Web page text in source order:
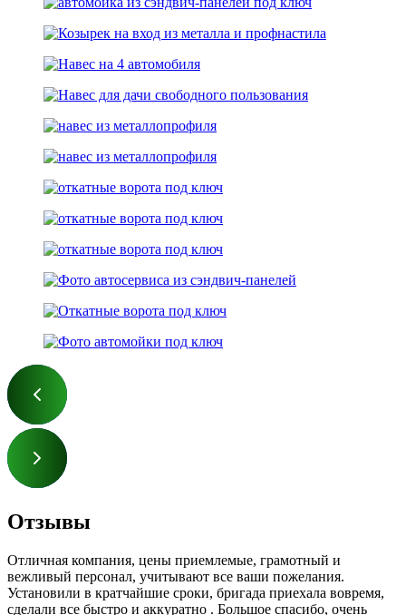
Отзывы
Отличная компания, цены приемлемые, грамотный и
вежливый персонал, учитывают все ваши пожелания.
Установили в кратчайшие сроки, бригада приехала вовремя,
сделали все быстро и аккуратно . Большое спасибо, очень